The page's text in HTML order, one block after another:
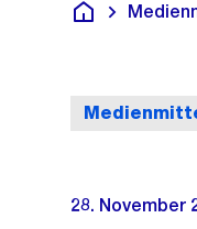
Deutsch
28. November